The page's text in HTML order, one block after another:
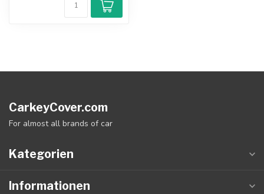
CarkeyCover.com
For almost all brands of car
Kategorien
Informationen